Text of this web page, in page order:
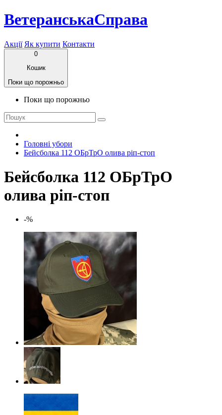
ВетеранськаСправа
Акції Як купити Контакти
0
Кошик
Поки що порожньо
Поки що порожньо
Головні убори
Бейсболка 112 ОБрТрО олива ріп-стоп
Бейсболка 112 ОБрТрО
олива ріп-стоп
-%